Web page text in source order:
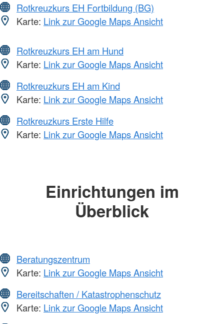
Rotkreuzkurs EH Fortbildung (BG)
Karte: Link zur Google Maps Ansicht
Rotkreuzkurs EH am Hund
Karte: Link zur Google Maps Ansicht
Rotkreuzkurs EH am Kind
Karte: Link zur Google Maps Ansicht
Rotkreuzkurs Erste Hilfe
Karte: Link zur Google Maps Ansicht
Einrichtungen im
Überblick
Beratungszentrum
Karte: Link zur Google Maps Ansicht
Bereitschaften / Katastrophenschutz
Karte: Link zur Google Maps Ansicht